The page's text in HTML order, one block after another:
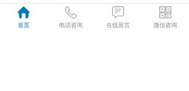
2023 元旦到了，祝你健康平安有财气，幸福快乐沾喜气，万事发达好运气，事事如意有福气！
首页 电话咨询 在线留言 微信咨询